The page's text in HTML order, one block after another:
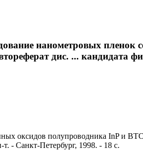
нанометровых
дис. ... кандидата
оксидов полупроводника InP и
- Санкт-Петербург, 1998. - 18 с.